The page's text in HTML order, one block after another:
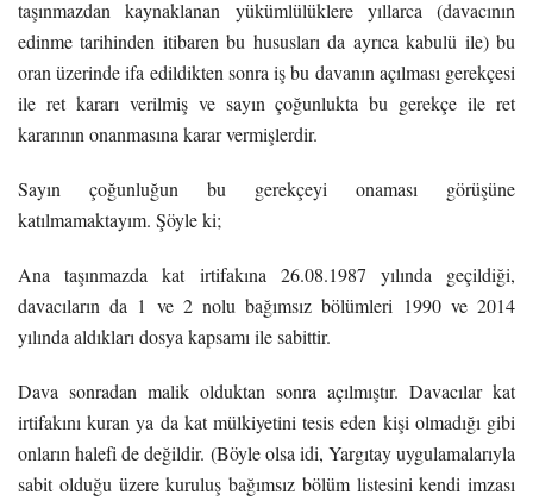
taşınmazdan kaynaklanan yükümlülüklere yıllarca (davacının
edinme tarihinden itibaren bu hususları da ayrıca kabulü ile) bu
oran üzerinde ifa edildikten sonra iş bu davanın açılması gerekçesi
ile ret kararı verilmiş ve sayın çoğunlukta bu gerekçe ile ret
kararının onanmasına karar vermişlerdir.
Sayın çoğunluğun bu gerekçeyi onaması görüşüne
katılmamaktayım. Şöyle ki;
Ana taşınmazda kat irtifakına 26.08.1987 yılında geçildiği,
davacıların da 1 ve 2 nolu bağımsız bölümleri 1990 ve 2014
yılında aldıkları dosya kapsamı ile sabittir.
Dava sonradan malik olduktan sonra açılmıştır. Davacılar kat
irtifakını kuran ya da kat mülkiyetini tesis eden kişi olmadığı gibi
onların halefi de değildir. (Böyle olsa idi, Yargıtay uygulamalarıyla
sabit olduğu üzere kuruluş bağımsız bölüm listesini kendi imzası